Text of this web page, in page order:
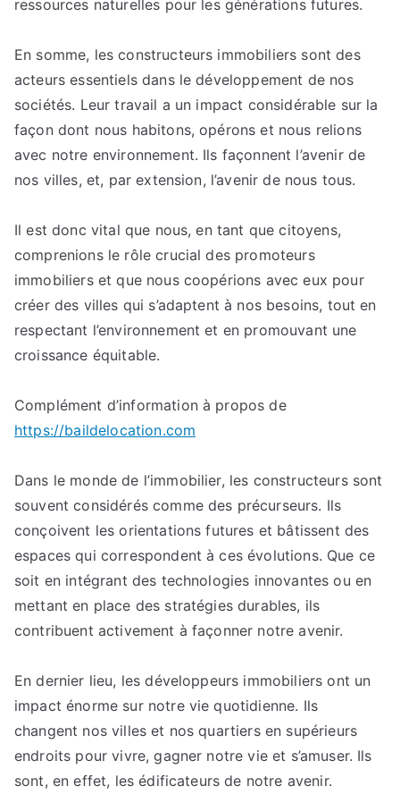
ressources naturelles pour les générations futures.
En somme, les constructeurs immobiliers sont des
acteurs essentiels dans le développement de nos
sociétés. Leur travail a un impact considérable sur la
façon dont nous habitons, opérons et nous relions
avec notre environnement. Ils façonnent l’avenir de
nos villes, et, par extension, l’avenir de nous tous.
Il est donc vital que nous, en tant que citoyens,
comprenions le rôle crucial des promoteurs
immobiliers et que nous coopérions avec eux pour
créer des villes qui s’adaptent à nos besoins, tout en
respectant l’environnement et en promouvant une
croissance équitable.
Complément d’information à propos de
https://baildelocation.com
Dans le monde de l’immobilier, les constructeurs sont
souvent considérés comme des précurseurs. Ils
conçoivent les orientations futures et bâtissent des
espaces qui correspondent à ces évolutions. Que ce
soit en intégrant des technologies innovantes ou en
mettant en place des stratégies durables, ils
contribuent activement à façonner notre avenir.
En dernier lieu, les développeurs immobiliers ont un
impact énorme sur notre vie quotidienne. Ils
changent nos villes et nos quartiers en supérieurs
endroits pour vivre, gagner notre vie et s’amuser. Ils
sont, en effet, les édificateurs de notre avenir.